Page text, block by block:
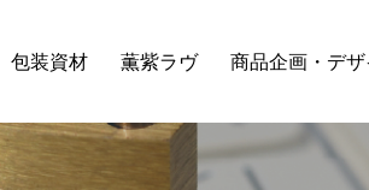
包装資材 薫紫ラヴ 商品企画・デザ